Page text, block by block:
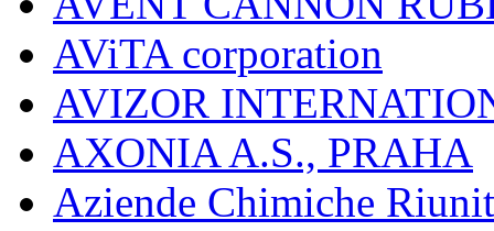
AViTA corporation
AVIZOR
AXONIA A.S., PRAHA
Aziende Chimiche